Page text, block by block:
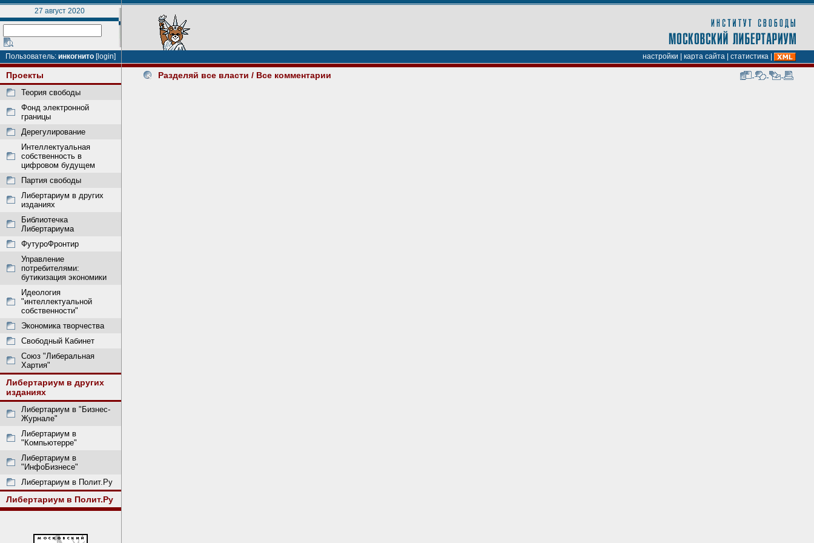
27 август 2020
Пользователь: инкогнито [login] настройки карта сайта статистика
Проекты
Теория свободы
Фонд электронной
границы
Дерегулирование
Интеллектуальная
собственность в
цифровом будущем
Партия свободы
Либертариум в других
изданиях
Библиотечка
Либертариума
ФутуроФронтир
Управление
потребителями:
бутикизация экономики
Идеология
"интеллектуальной
собственности"
Экономика творчества
Свободный Кабинет
Союз "Либеральная
Хартия"
Либертариум в других
изданиях
Либертариум в "Бизнес-
Журнале"
Либертариум в
"Компьютерре"
Либертариум в
"ИнфоБизнесе"
Либертариум в Полит.Ру
Либертариум в Полит.Ру
Разделяй все власти / Все комментарии